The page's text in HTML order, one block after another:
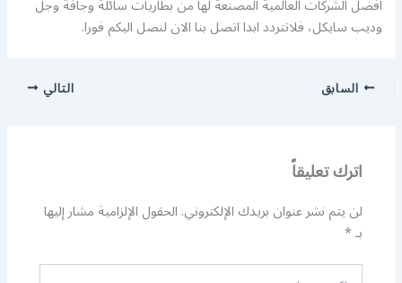
افضل الشركات العالمية المصنعة لها من بطاريات سائلة وجافة وجل
وديب سايكل، فلاتتردد ابدا اتصل بنا الان لنصل اليكم فورا.
السابق التالي
اترك تعليقاً
لن يتم نشر عنوان بريدك الإلكتروني.الحقول الإلزامية مشار إليها
بـ*
اكتب